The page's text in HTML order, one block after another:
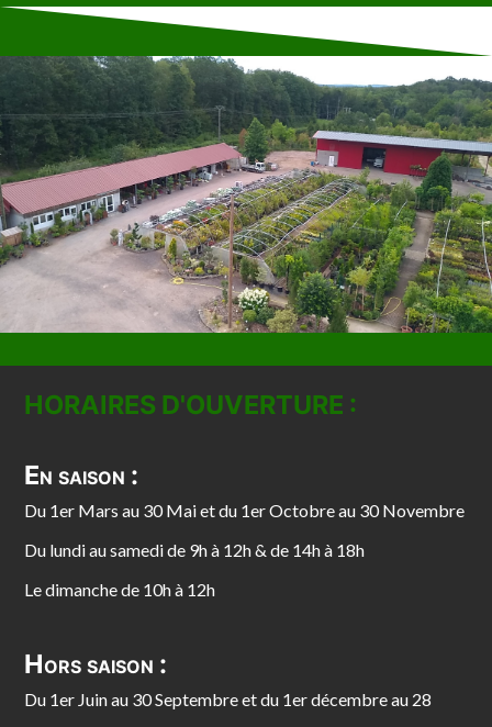
HORAIRES D'OUVERTURE :
En saison :
Du 1er Mars au 30 Mai et du 1er Octobre au 30 Novembre
Du lundi au samedi de 9h à 12h & de 14h à 18h
Le dimanche de 10h à 12h
Hors saison :
Du 1er Juin au 30 Septembre et du 1er décembre au 28